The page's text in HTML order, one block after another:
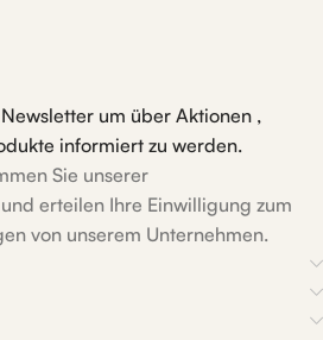
um über Aktionen ,
informiert zu werden.
Sie unserer
erteilen Ihre Einwilligung zum
von unserem Unternehmen.